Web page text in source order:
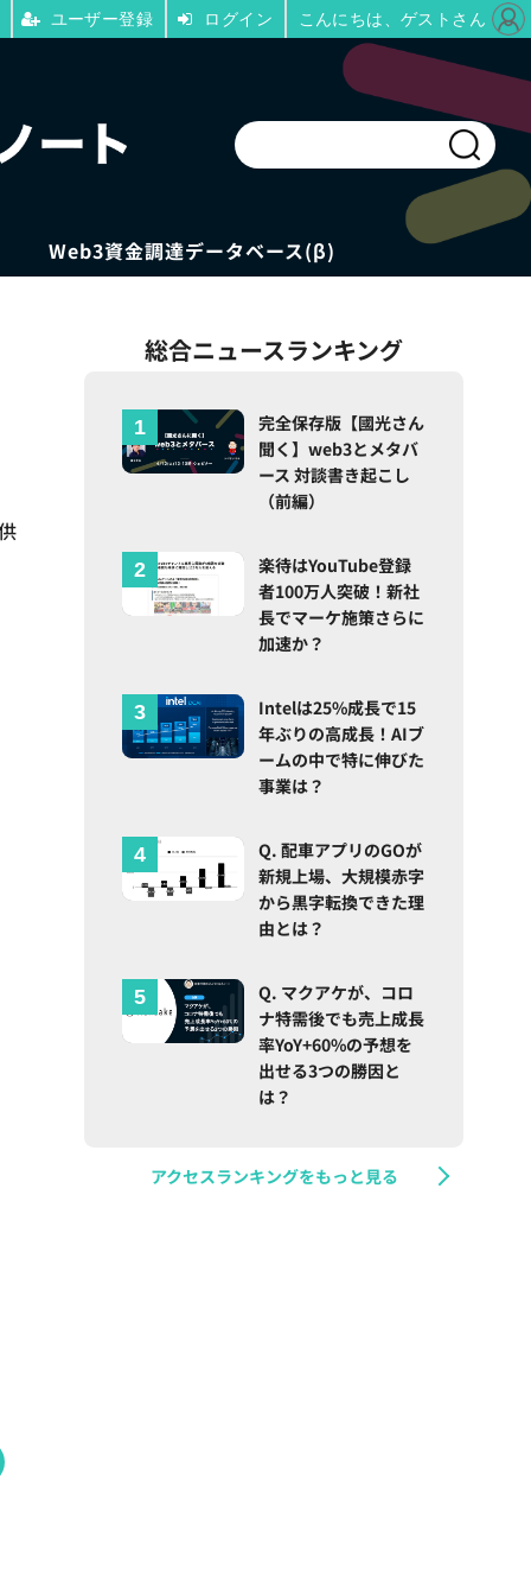
Web3資金調達データベース(β)
総合ニュースランキング
完全保存版【國光さん
聞く】web3とメタバ
ース 対談書き起こし
（前編）
楽待はYouTube登録
者100万人突破！新社
長でマーケ施策さらに
加速か？
Intelは25%成長で15
年ぶりの高成長！AIブ
ームの中で特に伸びた
事業は？
Q. 配車アプリのGOが
新規上場、大規模赤字
から黒字転換できた理
由とは？
Q. マクアケが、コロ
ナ特需後でも売上成長
率YoY+60%の予想を
出せる3つの勝因と
は？
アクセスランキングをもっと見る
ユーザー登録 ログイン こんにちは、ゲストさん